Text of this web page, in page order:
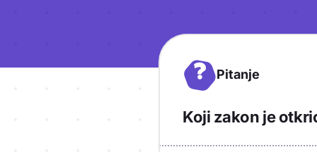
? Pitanje
Koji zakon je